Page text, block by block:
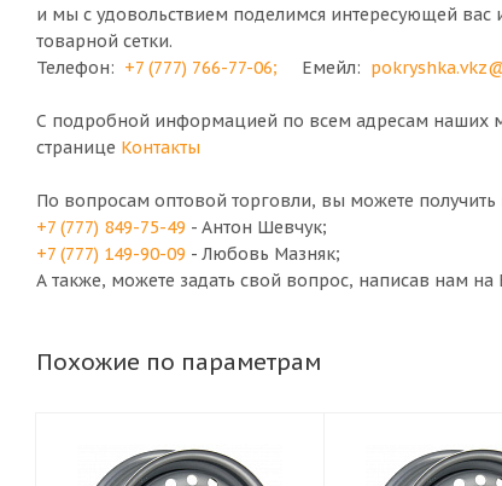
и мы с удовольствием поделимся интересующей
товарной сетки.
Телефон: +7 (777) 766-77-06; Емейл:
С подробной информацией по всем адресам наших
странице Контакты
По вопросам оптовой торговли, вы можете
+7 (777) 849-75-49 - Антон Шевчук;
+7 (777) 149-90-09 - Любовь Мазняк;
А также, можете задать свой вопрос, написав нам на
Похожие по параметрам